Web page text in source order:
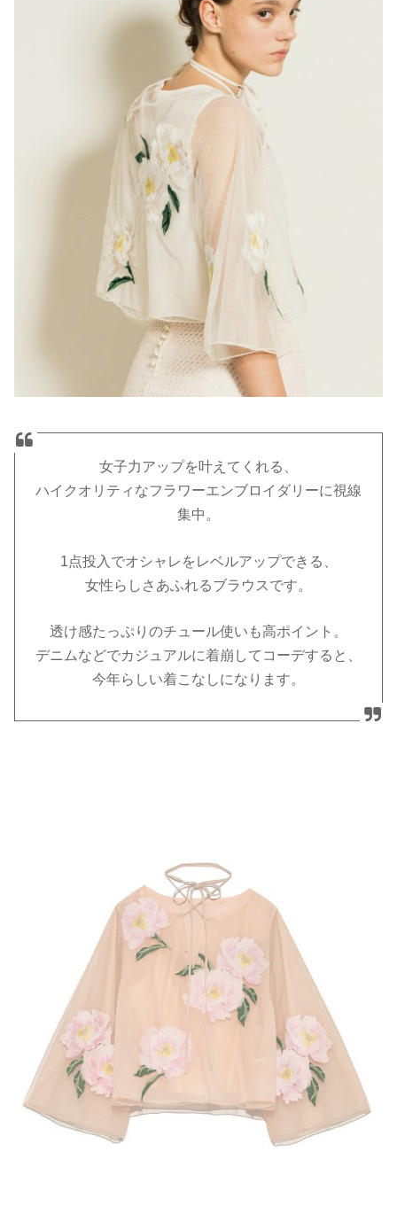
女子力アップを叶えてくれる、
ハイクオリティなフラワーエンブロイダリーに視線
集中。
1点投入でオシャレをレベルアップできる、
女性らしさあふれるブラウスです。
透け感たっぷりのチュール使いも高ポイント。
デニムなどでカジュアルに着崩してコーデすると、
今年らしい着こなしになります。